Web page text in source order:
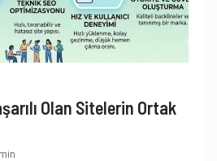
Olan Sitelerin Ortak